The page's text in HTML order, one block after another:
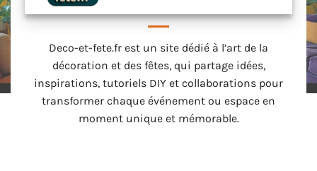
Deco-et-fete.fr est un site dédié à l’art de la
décoration et des fêtes, qui partage idées,
inspirations, tutoriels DIY et collaborations pour
transformer chaque événement ou espace en
moment unique et mémorable.